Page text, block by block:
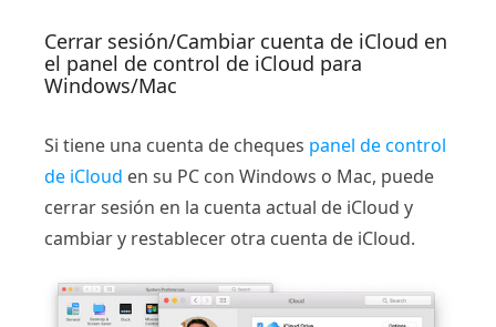
Cerrar sesión/Cambiar cuenta de iCloud en
el panel de control de iCloud para
Windows/Mac
Si tiene una cuenta de cheques panel de control
de iCloud en su PC con Windows o Mac, puede
cerrar sesión en la cuenta actual de iCloud y
cambiar y restablecer otra cuenta de iCloud.